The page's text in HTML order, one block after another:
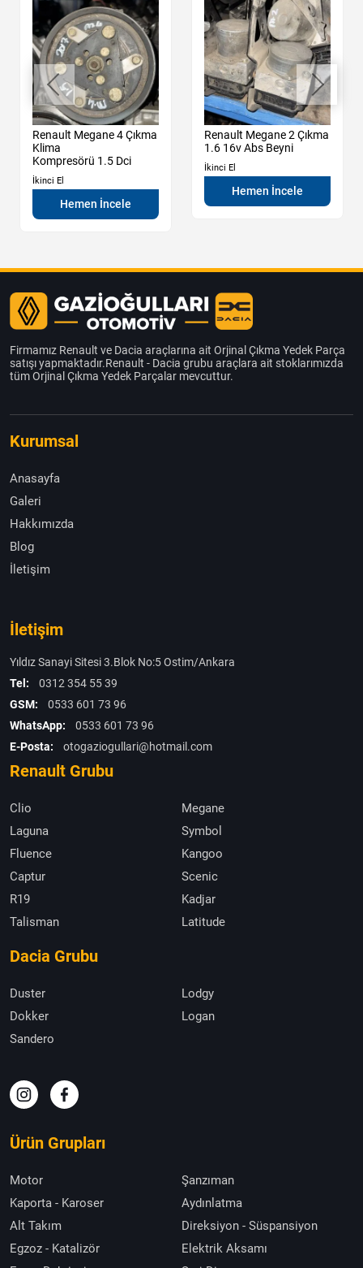
Renault Megane 4 Çıkma
Klima
Kompresörü 1.5 Dci
İkinci El
Hemen İncele
Renault Megane 2 Çıkma
1.6 16v Abs Beyni
İkinci El
Hemen İncele
Firmamız Renault ve Dacia araçlarına ait Orjinal Çıkma Yedek Parça
satışı yapmaktadır.Renault - Dacia grubu araçlara ait stoklarımızda
tüm Orjinal Çıkma Yedek Parçalar mevcuttur.
Kurumsal
Anasayfa
Galeri
Hakkımızda
Blog
İletişim
İletişim
Yıldız Sanayi Sitesi 3.Blok No:5 Ostim/Ankara
Tel:
0312 354 55 39
GSM:
0533 601 73 96
WhatsApp:
0533 601 73 96
E-Posta:
otogaziogullari@hotmail.com
Renault Grubu
Clio
Megane
Laguna
Symbol
Fluence
Kangoo
Captur
Scenic
R19
Kadjar
Talisman
Latitude
Dacia Grubu
Duster
Lodgy
Dokker
Logan
Sandero
Ürün Grupları
Motor
Şanzıman
Kaporta - Karoser
Aydınlatma
Alt Takım
Direksiyon - Süspansiyon
Egzoz - Katalizör
Elektrik Aksamı